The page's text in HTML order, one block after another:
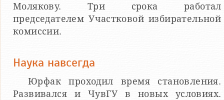
Молякову. Три срока работал
председателем Участковой избирательной
комиссии.
Наука навсегда
Юрфак проходил время становления.
Развивался и ЧувГУ в новых условиях.